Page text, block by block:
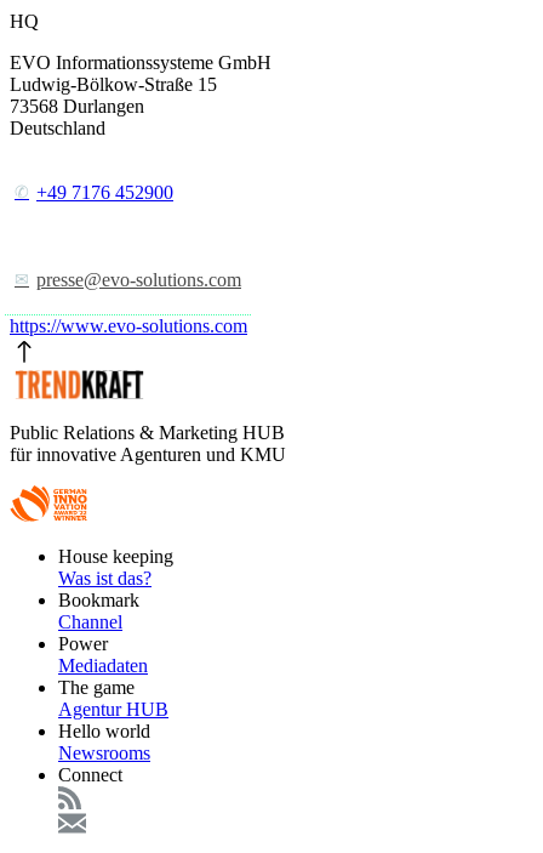
HQ
EVO Informationssysteme GmbH
Ludwig-Bölkow-Straße 15
73568 Durlangen
Deutschland
+49 7176 452900
presse@evo-solutions.com
https://www.evo-solutions.com
Public Relations & Marketing HUB
für innovative Agenturen und KMU
FooterHouse keeping
Was ist das?
Bookmark
Channel
Power
Mediadaten
The game
Agentur HUB
Hello world
Newsrooms
Connect